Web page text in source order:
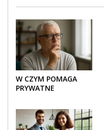
W CZYM POMAGA
PRYWATNE